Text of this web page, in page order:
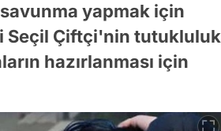
yapmak için
Seçil Çiftçi'nin tutukluluk
hazırlanması için